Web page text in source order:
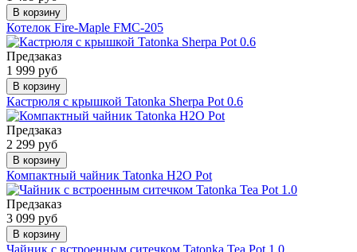
В корзину
Котелок Fire-Maple FMC-205
Предзаказ
1 999 руб
В корзину
Кастрюля с крышкой Tatonka Sherpa Pot 0.6
Предзаказ
2 299 руб
В корзину
Компактный чайник Tatonka H2O Pot
Предзаказ
3 099 руб
В корзину
Чайник с встроенным ситечком Tatonka Tea Pot 1.0